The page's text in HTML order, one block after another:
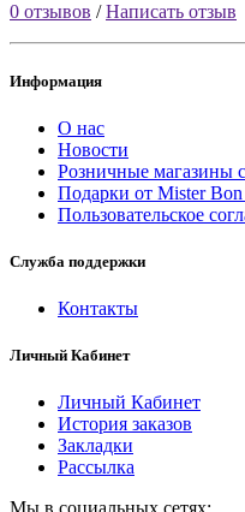
0 отзывов /Написать отзыв
Информация
О нас
Новости
Розничные магазины
Подарки от Mister
Пользовательское
Служба поддержки
Контакты
Личный Кабинет
Личный Кабинет
История заказов
Закладки
Рассылка